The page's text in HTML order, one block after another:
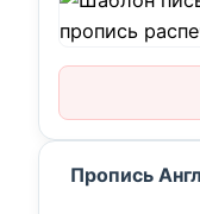
Пропись